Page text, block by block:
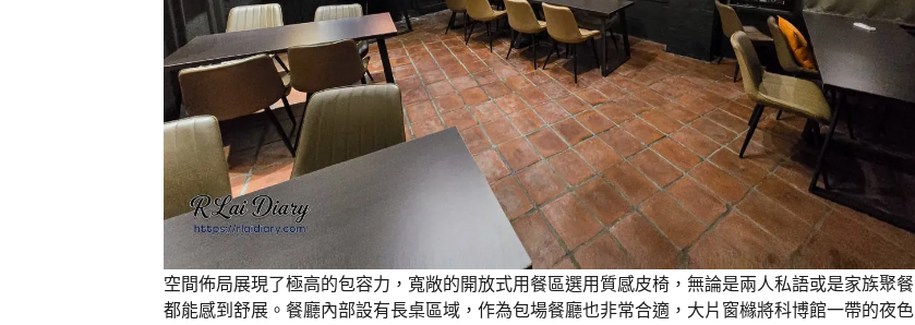
空間佈局展現了極高的包容力，寬敞的開放式用餐區選用質感皮椅，無論是兩人私語或是家族聚餐
都能感到舒展。餐廳內部設有長桌區域，作為包場餐廳也非常合適，大片窗櫞將科博館一帶的夜色